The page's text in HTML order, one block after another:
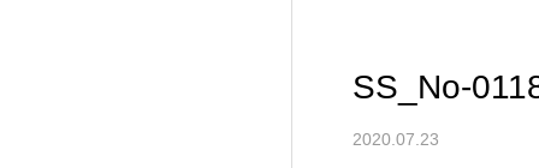
SS_No-
2020.07.23